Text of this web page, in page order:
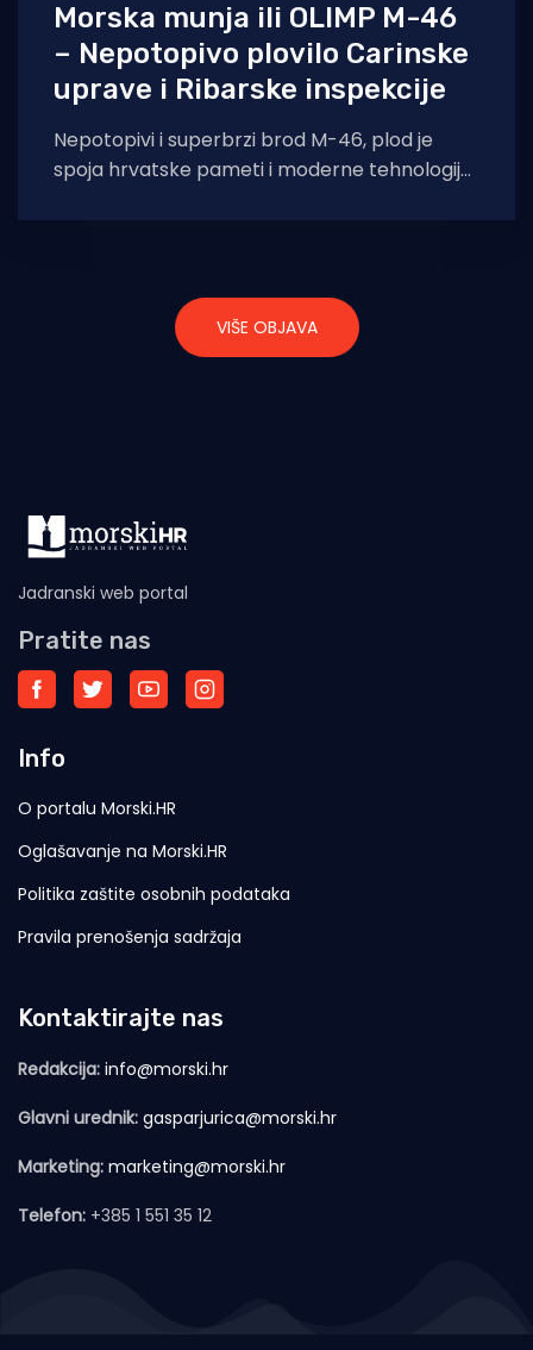
Morska munja ili OLIMP M-46
– Nepotopivo plovilo Carinske
uprave i Ribarske inspekcije
Nepotopivi i superbrzi brod M-46, plod je
spoja hrvatske pameti i moderne tehnologije
VIŠE OBJAVA
Jadranski web portal
Pratite nas
Info
O portalu Morski.HR
Oglašavanje na Morski.HR
Politika zaštite osobnih podataka
Pravila prenošenja sadržaja
Kontaktirajte nas
Redakcija: info@morski.hr
Glavni urednik: gasparjurica@morski.hr
Marketing: marketing@morski.hr
Telefon: +385 1 551 35 12